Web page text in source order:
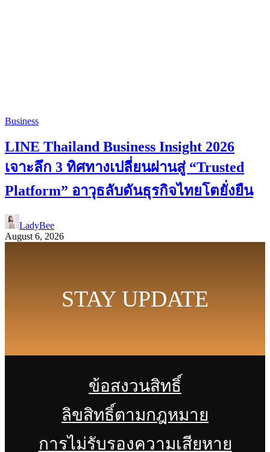
Business
LINE Thailand Business Insight 2026
เจาะลึก 3 ทิศทางเปลี่ยนผ่านสู่ “Trusted
Platform” อาวุธลับดันธุรกิจไทยโตยั่งยืน
LadyBee
August 6, 2026
STAY UPDATE
ข้อสงวนสิทธิ์
ลิขสิทธิ์ตามกฎหมาย
การไม่รับรองความเสียหาย